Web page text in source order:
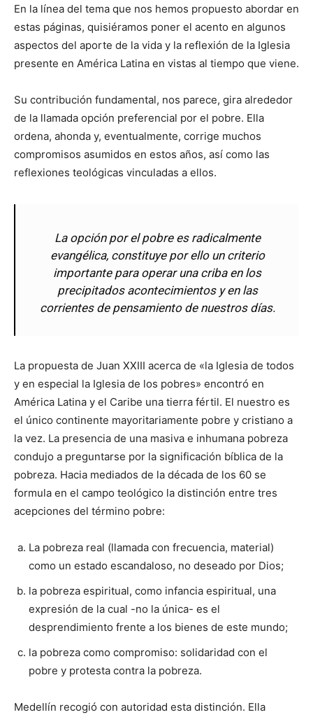
En la línea del tema que nos hemos propuesto abordar en
estas páginas, quisiéramos poner el acento en algunos
aspectos del aporte de la vida y la reflexión de la Iglesia
presente en América Latina en vistas al tiempo que viene.
Su contribución fundamental, nos parece, gira alrededor
de la llamada opción preferencial por el pobre. Ella
ordena, ahonda y, eventualmente, corrige muchos
compromisos asumidos en estos años, así como las
reflexiones teológicas vinculadas a ellos.
La opción por el pobre es radicalmente
evangélica, constituye por ello un criterio
importante para operar una criba en los
precipitados acontecimientos y en las
corrientes de pensamiento de nuestros días.
La propuesta de Juan XXIII acerca de «la Iglesia de todos
y en especial la Iglesia de los pobres» encontró en
América Latina y el Caribe una tierra fértil. El nuestro es
el único continente mayoritariamente pobre y cristiano a
la vez. La presencia de una masiva e inhumana pobreza
condujo a preguntarse por la significación bíblica de la
pobreza. Hacia mediados de la década de los 60 se
formula en el campo teológico la distinción entre tres
acepciones del término pobre:
La pobreza real (llamada con frecuencia, material)
como un estado escandaloso, no deseado por Dios;
la pobreza espiritual, como infancia espiritual, una
expresión de la cual -no la única- es el
desprendimiento frente a los bienes de este mundo;
la pobreza como compromiso: solidaridad con el
pobre y protesta contra la pobreza.
Medellín recogió con autoridad esta distinción. Ella